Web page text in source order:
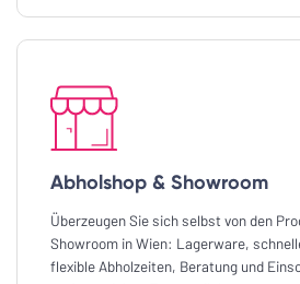
Abholshop & Showroom
Überzeugen Sie sich selbst von den
Showroom in Wien: Lagerware,
flexible Abholzeiten, Beratung und